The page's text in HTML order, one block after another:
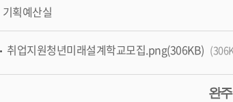
기획예산실
취업지원청년미래설계학교모집.png(306KB)
완